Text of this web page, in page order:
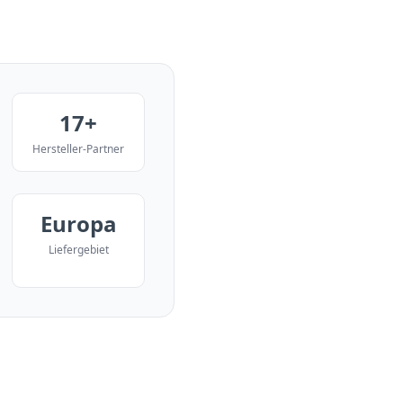
17+
Hersteller-Partner
Europa
Liefergebiet